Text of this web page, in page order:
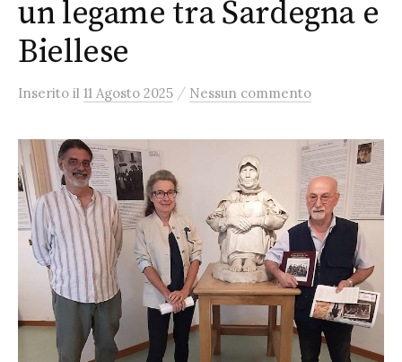
un legame tra Sardegna e
Biellese
Inserito il 11 Agosto 2025 / Nessun commento